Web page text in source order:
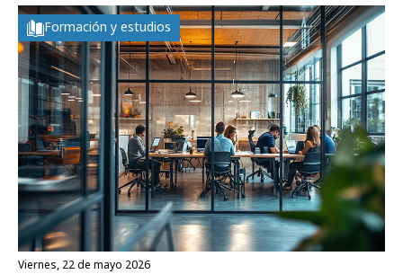
Formación y estudios
viernes, 22 de mayo 2026